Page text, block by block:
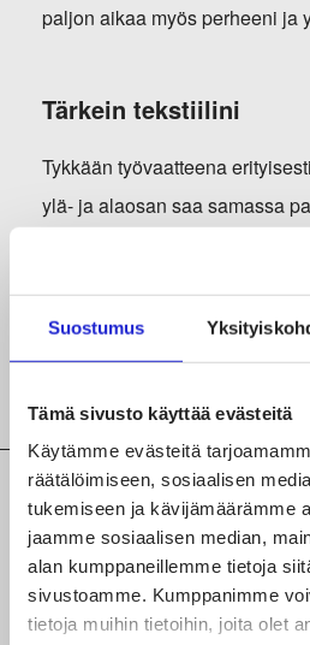
Suostumus
Tämä sivusto käyttää evästeitä
Käytämme evästeitä
räätälöimiseen, sosiaalisen
tukemiseen ja kävijämäärämme
jaamme sosiaalisen median,
alan kumppaneillemme tietoja
sivustoamme. Kumppanimme
tietoja muihin tietoihin, joita olet
paljon aikaa myös perheeni ja
Tärkein tekstiilini
Tykkään työvaatteena
ylä- ja alaosan saa samassa
Kysy minulta näistä
Liiton jäsenyys, tekstiili- ja
Marja-Liisa